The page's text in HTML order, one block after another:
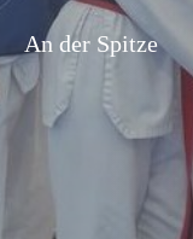
An der Spitze